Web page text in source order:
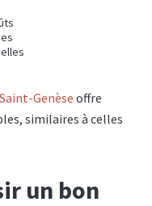
Genèse offre
similaires à celles
un bon